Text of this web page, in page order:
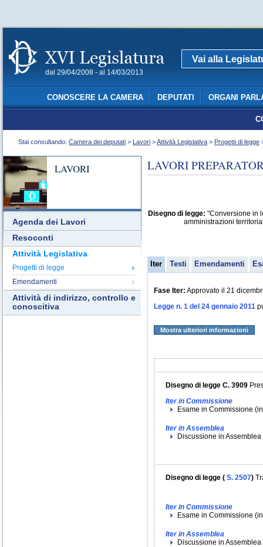
dal 29/04/2008 - al 14/03/2013
Vai alla
CONOSCERE LA CAMERA DEPUTATI ORGANI
Stai consultando: Camera dei deputati > Lavori >Attività Legislativa > Progetti di legge
LAVORI
Agenda dei Lavori
Resoconti
Attività Legislativa
Progetti di legge
Emendamenti
Attività di indirizzo, controllo e
conoscitiva
LAVORI
Disegno di legge: "Conversione in
amministrazioni
Iter Testi Emendamenti
Fase Iter: Approvato il 21
Legge n. 1 del 24 gennaio 2011
Mostra ulteriori informazioni
Disegno di legge C. 3909
Iter in Commissione
Esame in Commissione
Iter in Assemblea
Discussione in
Disegno di legge ( S. 2507)
Iter in Commissione
Esame in Commissione
Iter in Assemblea
Discussione in